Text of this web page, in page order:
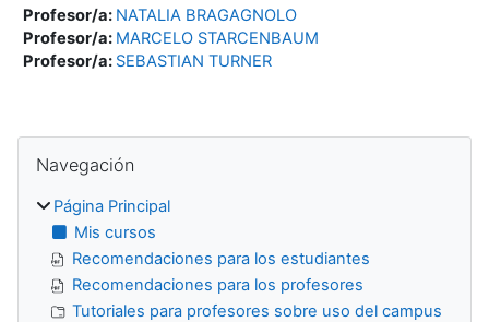
Profesor/a: NATALIA BRAGAGNOLO
Profesor/a: MARCELO STARCENBAUM
Profesor/a: SEBASTIAN TURNER
Bloques
Navegación
Página Principal
Mis cursos
Recomendaciones para los estudiantes
Recomendaciones para los profesores
Tutoriales para profesores sobre uso del campus